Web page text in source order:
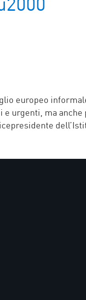
europeo
urgenti, ma anche